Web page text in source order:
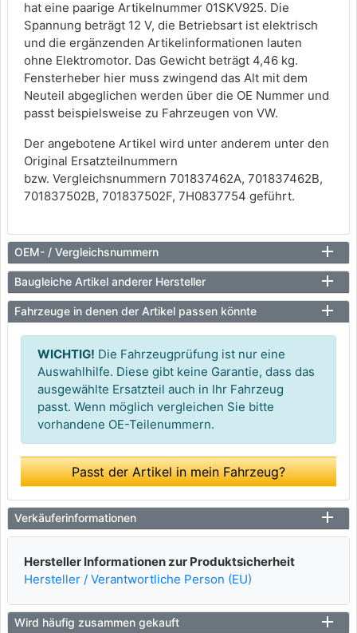
hat eine paarige Artikelnummer 01SKV925. Die
Spannung beträgt 12 V, die Betriebsart ist elektrisch
und die ergänzenden Artikelinformationen lauten
ohne Elektromotor. Das Gewicht beträgt 4,46 kg.
Fensterheber hier muss zwingend das Alt mit dem
Neuteil abgeglichen werden über die OE Nummer und
passt beispielsweise zu Fahrzeugen von VW.
Der angebotene Artikel wird unter anderem unter den
Original Ersatzteilnummern
bzw. Vergleichsnummern 701837462A, 701837462B,
701837502B, 701837502F, 7H0837754 geführt.
OEM- / Vergleichsnummern
Baugleiche Artikel anderer Hersteller
Fahrzeuge in denen der Artikel passen könnte
WICHTIG! Die Fahrzeugprüfung ist nur eine
Auswahlhilfe. Diese gibt keine Garantie, dass das
ausgewählte Ersatzteil auch in Ihr Fahrzeug
passt. Wenn möglich vergleichen Sie bitte
vorhandene OE-Teilenummern.
Passt der Artikel in mein Fahrzeug?
Verkäuferinformationen
Hersteller Informationen zur Produktsicherheit
Hersteller / Verantwortliche Person (EU)
Wird häufig zusammen gekauft